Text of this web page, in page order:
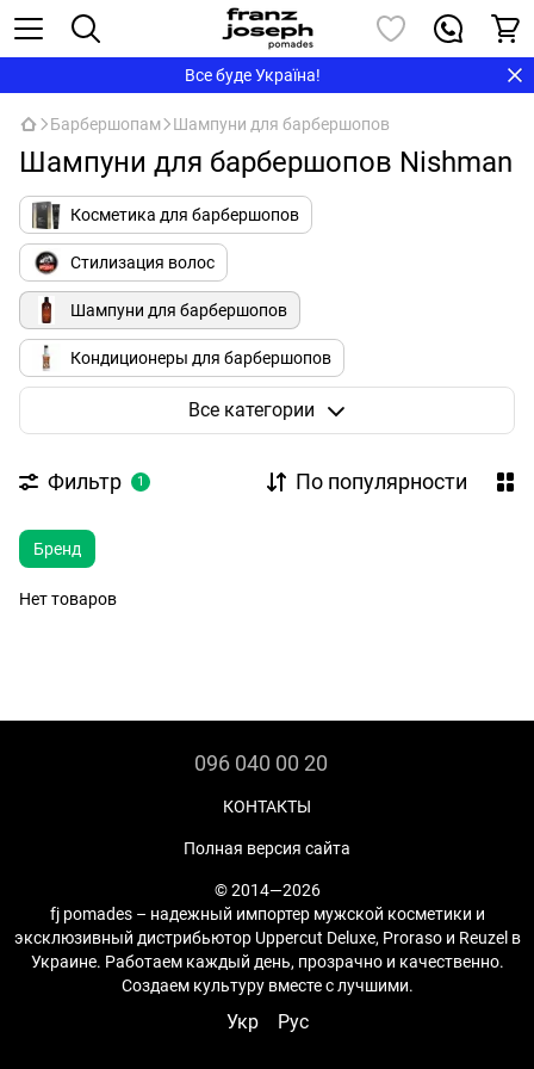
Все буде Україна!
Барбершопам Шампуни для барбершопов
Шампуни для барбершопов Nishman
Косметика для барбершопов
Стилизация волос
Шампуни для барбершопов
Кондиционеры для барбершопов
Бритье для барбершопов
Все категории
Фильтр 1 По популярности
Бренд
Нет товаров
096 040 00 20
КОНТАКТЫ
Полная версия сайта
© 2014—2026
fj pomades – надежный импортер мужской косметики и
эксклюзивный дистрибьютор Uppercut Deluxe, Proraso и Reuzel в
Украине. Работаем каждый день, прозрачно и качественно.
Создаем культуру вместе с лучшими.
Укр Рус